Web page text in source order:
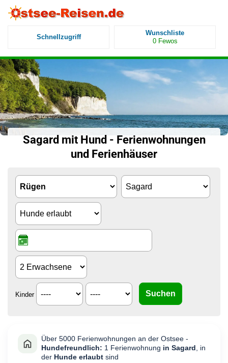
Schnellzugriff
Wunschliste
0 Fewos
Sagard mit Hund - Ferienwohnungen
und Ferienhäuser
Kinder
Über 5000 Ferienwohnungen an der Ostsee -
Hundefreundlich: 1 Ferienwohnung in Sagard , in
der Hunde erlaubt sind